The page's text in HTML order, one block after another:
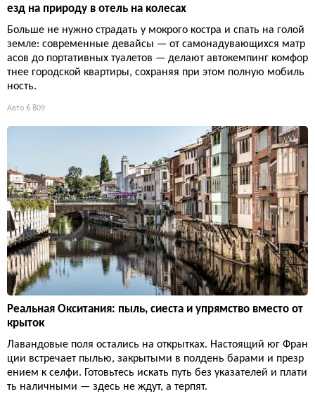
езд на природу в отель на колесах
Больше не нужно страдать у мокрого костра и спать на голой
земле: современные девайсы — от самонадувающихся матр
асов до портативных туалетов — делают автокемпинг комфор
тнее городской квартиры, сохраняя при этом полную мобиль
ность.
Авто 6 809
Реальная Окситания: пыль, сиеста и упрямство вместо от
крыток
Лавандовые поля остались на открытках. Настоящий юг Фран
ции встречает пылью, закрытыми в полдень барами и презр
ением к селфи. Готовьтесь искать путь без указателей и плати
ть наличными — здесь не ждут, а терпят.